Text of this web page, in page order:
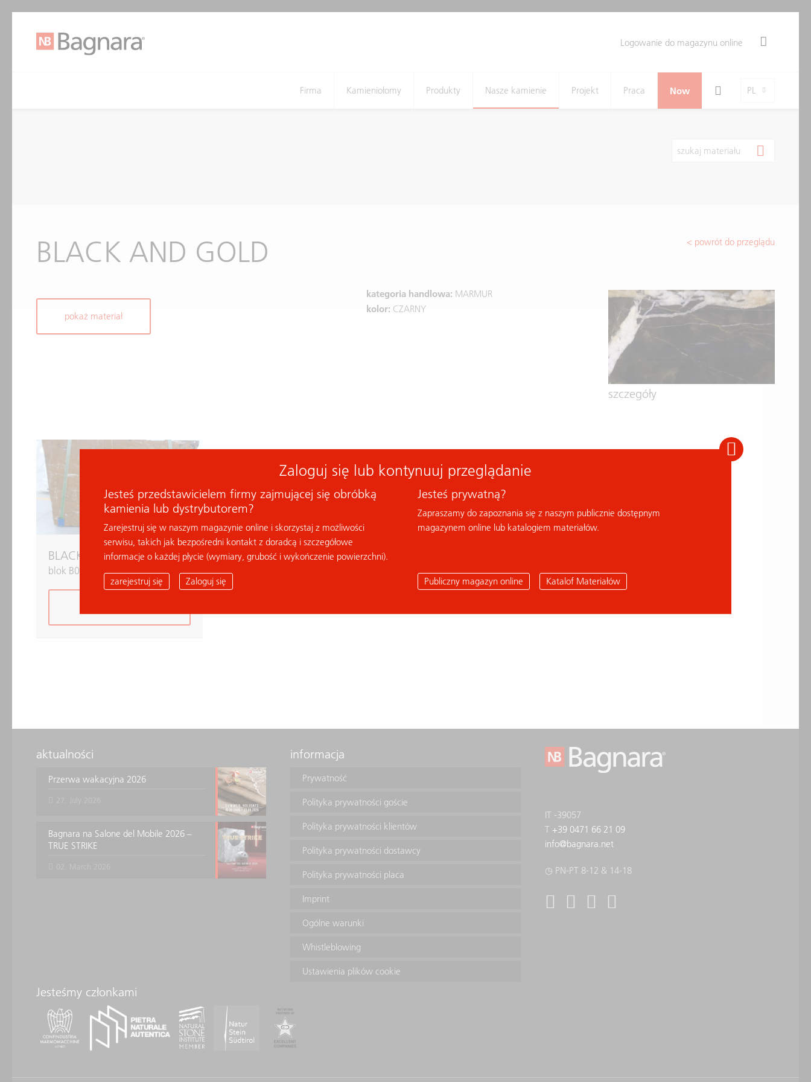
Logowanie do magazynu online
PL
Search Toggle
Firma
Kamieniołomy Produkty Nasze kamienie Projekt Praca Now
szukaj materiału
< powrót do przeglądu
BLACK AND GOLD
pokaż materiał
kategoria handlowa: MARMUR
kolor: CZARNY
szczegóły
BLACK AND GOLD
blok B040220
aktualności
Przerwa wakacyjna 2026
Bagnara na Salone del Mobile 2026 –
TRUE STRIKE
informacja
Prywatność
Polityka prywatności goście
Polityka prywatności klientów
Polityka prywatności dostawcy
Polityka prywatności placa
Imprint
Ogólne warunki
Whistleblowing
Ustawienia plików cookie
IT -39057
T +39 0471 66 21 09
info@bagnara.net
◷ PN-PT 8-12 & 14-18
Jesteśmy członkami
Zaloguj się lub kontynuuj przeglądanie
Jesteś przedstawicielem firmy zajmującej się obróbką
kamienia lub dystrybutorem?
Zarejestruj się w naszym magazynie online i skorzystaj z możliwości
serwisu, takich jak bezpośredni kontakt z doradcą i szczegółowe
informacje o każdej płycie (wymiary, grubość i wykończenie powierzchni).
Jesteś prywatną?
Zapraszamy do zapoznania się z naszym publicznie dostępnym
magazynem online lub katalogiem materiałów.
zarejestruj się Zaloguj się Publiczny magazyn online Katalof Materiałów